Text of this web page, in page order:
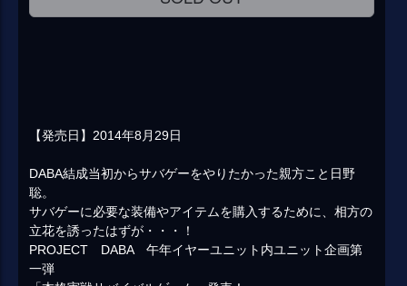
【発売日】2014年8月29日
DABA結成当初からサバゲーをやりたかった親方こと日野
聡。
サバゲーに必要な装備やアイテムを購入するために、相方の
立花を誘ったはずが・・・！
PROJECT DABA 午年イヤーユニット内ユニット企画第
一弾